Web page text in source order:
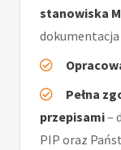
stanowiska
Pełna
przepisami–
PIP oraz